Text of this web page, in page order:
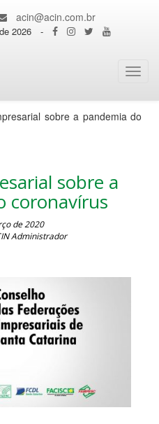
acin@acin.com.br
2026 -
sobre a pandemia do
sobre a
coronavírus
de 2020
Administrador